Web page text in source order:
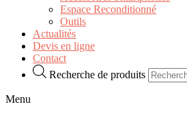
Espace Reconditionné
Outils
Actualités
Devis en ligne
Contact
Recherche de produits
Menu